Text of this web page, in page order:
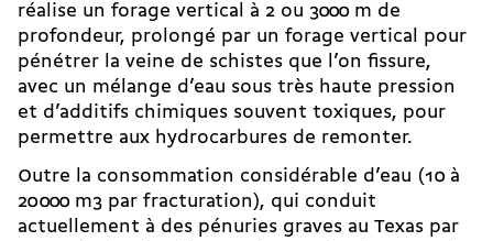
réalise un forage vertical à 2 ou 3000 m de
profondeur, prolongé par un forage vertical pour
pénétrer la veine de schistes que l’on fissure,
avec un mélange d’eau sous très haute pression
et d’additifs chimiques souvent toxiques, pour
permettre aux hydrocarbures de remonter.
Outre la consommation considérable d’eau (10 à
20 000 m3 par fracturation), qui conduit
actuellement à des pénuries graves au Texas par